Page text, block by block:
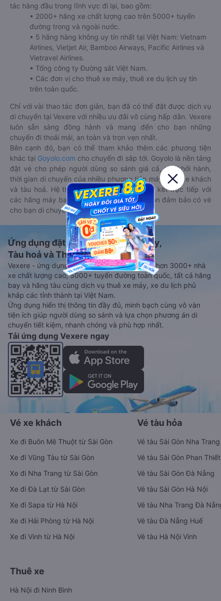
tác hàng đầu trong lĩnh vực đi lại, bao gồm:
• 2000+ hãng xe chất lượng cao trên 5000+ tuyến
đường trong và ngoài nước.
• 5 hãng hàng không uy tín nhất tại Việt Nam: Vietnam
Airlines, Vietjet Air, Bamboo Airways, Pacific Airlines và
Vietravel Airlines.
• Tổng công ty Đường sắt Việt Nam.
• Các đơn vị cho thuê xe máy, thuê xe du lịch uy tín
trên toàn quốc.
Chỉ với vài thao tác đơn giản, bạn đã có thể đặt được dịch vụ
di chuyển tại Vexere với nhiều ưu đãi vô cùng hấp dẫn. Vexere
luôn sẵn sàng đồng hành và mang đến cho bạn những
chuyến đi thoải mái, an toàn và trọn vẹn nhất.
Bên cạnh đó, bạn có thể tham khảo thêm các phương tiện
khác tại Goyolo.com cho chuyến đi sắp tới. Goyolo là nền tảng
đặt vé cho phép người dùng so sánh giá cả, giờ khởi hành,
thời gian di chuyển của nhiều phương tiện máy bay, xe khách
và tàu hoả. Hệ thống của Goyolo được liên kết trực tiếp với
các hãng máy bay, xe khách và tàu hoả, luôn đảm bảo có vé
cho bạn di chuyển.
Ứng dụng đặt vé Xe khách, Máy bay,
Tàu hoả và Thuê xe
Vexere - ứng dụng đặt vé đa phương tiện với hơn 3000+ nhà
xe chất lượng cao, 5000+ tuyến đường toàn quốc, tất cả hãng
bay và hãng tàu cùng dịch vụ thuê xe máy, xe du lịch phủ
khắp các tỉnh thành tại Việt Nam.
Ứng dụng hiển thị thông tin đầy đủ, minh bạch cùng vô vàn
tiện ích giúp người dùng so sánh và lựa chọn phương án di
chuyển tiết kiệm, nhanh chóng và phù hợp nhất.
Tải ứng dụng Vexere ngay
Vé xe khách
Xe đi Buôn Mê Thuột từ Sài Gòn
Xe đi Vũng Tàu từ Sài Gòn
Xe đi Nha Trang từ Sài Gòn
Xe đi Đà Lạt từ Sài Gòn
Xe đi Sapa từ Hà Nội
Xe đi Hải Phòng từ Hà Nội
Xe đi Vinh từ Hà Nội
Vé tàu hỏa
Vé tàu Sài Gòn Nha Trang
Vé tàu Sài Gòn Phan Thiết
Vé tàu Sài Gòn Đà Nẵng
Vé tàu Sài Gòn Hà Nội
Vé tàu Nha Trang Đà
Vé tàu Đà Nẵng Huế
Vé tàu Hà Nội Vinh
Thuê xe
Hà Nội đi Ninh Bình